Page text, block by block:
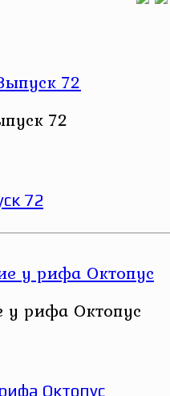
72
72
у рифа Октопус
Октопус